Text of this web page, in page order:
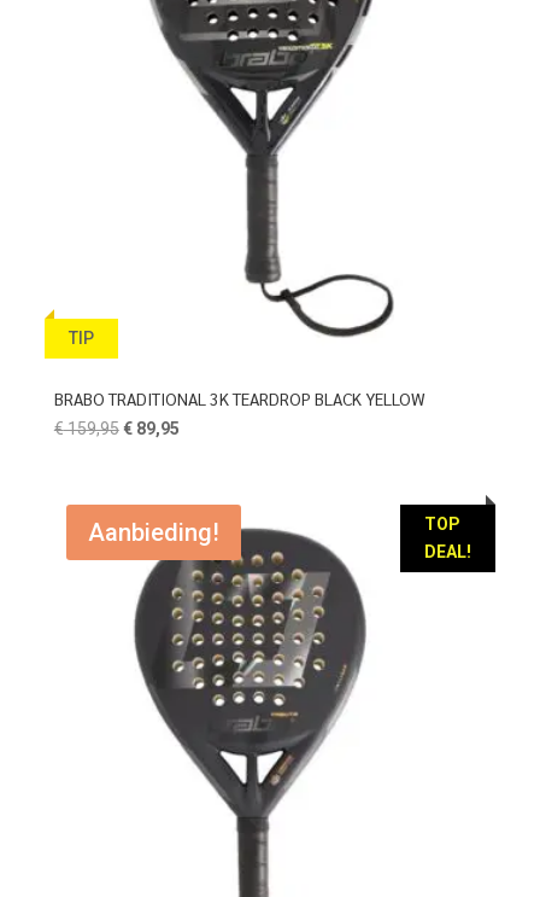
TIP
BRABO TRADITIONAL 3K TEARDROP BLACK YELLOW
€159,95 Oorspronkelijke
€ 159,95.
€89,95Huidige
€ 89,95.
TOP
DEAL!
Aanbieding!